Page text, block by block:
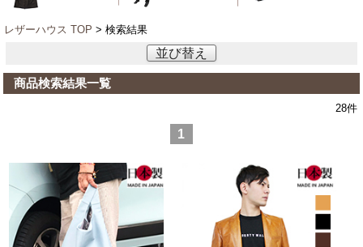
レザーハウス TOP > 検索結果
並び替え
商品検索結果一覧
28件
1